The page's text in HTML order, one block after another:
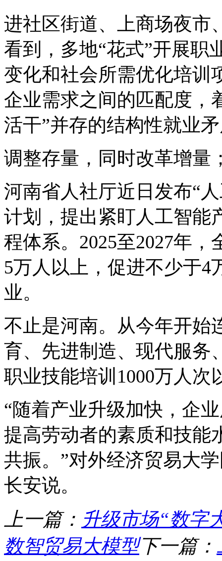
进社区街道、上商场夜
看到，多地“花式”开展职
变化和社会所需优化培训
企业需求之间的匹配度，
活干”并存的结构性就业
调整存量，同时改革增量
河南省人社厅近日发布“
计划，提出紧盯人工智能
程体系。2025至2027年
5万人以上，促进不少于4
业。
不止是河南。从今年开始
育、先进制造、现代服务
职业技能培训1000万人次
“随着产业升级加快，企
提高劳动者的素质和技能
共振。”对外经济贸易大
长安说。
上一篇： 升级市场“数字
数智贸易大模型下一篇：